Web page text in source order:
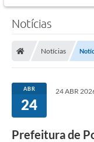
Notícias
Notícias
ABR
24
24 ABR
Prefeitura de